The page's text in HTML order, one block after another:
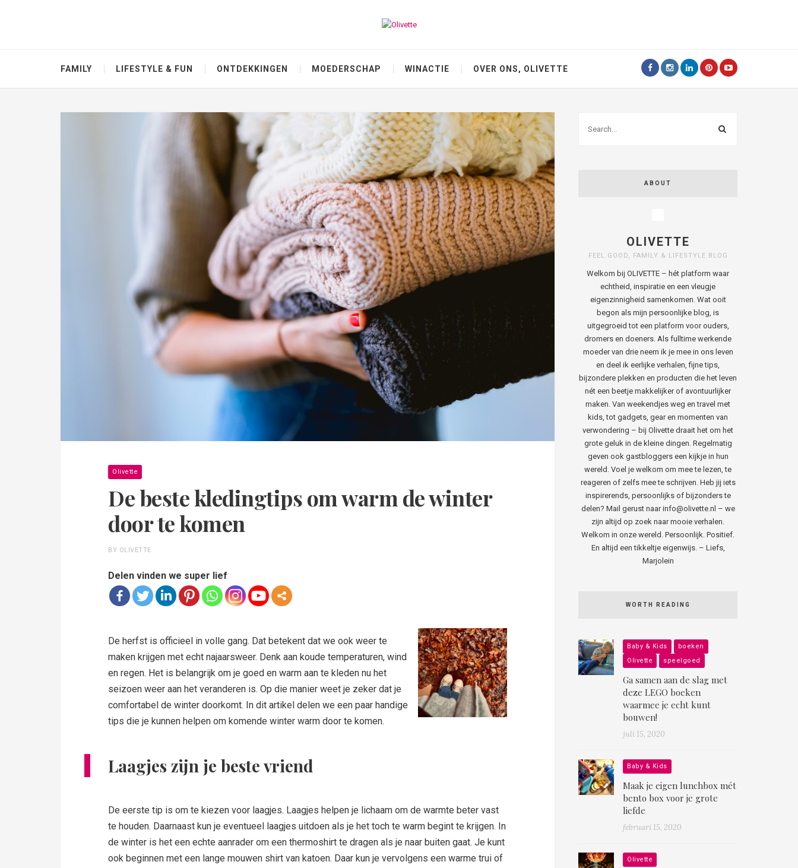
FAMILY LIFESTYLE & FUN ONTDEKKINGEN MOEDERSCHAP WINACTIE OVER ONS, OLIVETTE
Olivette
De beste kledingtips om warm de winter
door te komen
BY OLIVETTE
Delen vinden we super lief
De herfst is officieel in volle gang. Dat betekent dat we ook weer te
maken krijgen met echt najaarsweer. Denk aan koude temperaturen, wind
en regen. Het is belangrijk om je goed en warm aan te kleden nu het
seizoen weer aan het veranderen is. Op die manier weet je zeker dat je
comfortabel de winter doorkomt. In dit artikel delen we een paar handige
tips die je kunnen helpen om komende winter warm door te komen.
Laagjes zijn je beste vriend
De eerste tip is om te kiezen voor laagjes. Laagjes helpen je lichaam om de warmte beter vast
te houden. Daarnaast kun je eventueel laagjes uitdoen als je het toch te warm begint te krijgen. In
de winter is het een echte aanrader om een thermoshirt te dragen als je naar buiten gaat. Je kunt
ook beginnen met een lange mouwen shirt van katoen. Daar kun je vervolgens een warme trui of
ABOUT
OLIVETTE
FEEL GOOD, FAMILY & LIFESTYLE BLOG
Welkom bij OLIVETTE – hét platform waar
echtheid, inspiratie en een vleugje
eigenzinnigheid samenkomen. Wat ooit
begon als mijn persoonlijke blog, is
uitgegroeid tot een platform voor ouders,
dromers en doeners. Als fulltime werkende
moeder van drie neem ik je mee in ons leven
en deel ik eerlijke verhalen, fijne tips,
bijzondere plekken en producten die het leven
nét een beetje makkelijker of avontuurlijker
maken. Van weekendjes weg en travel met
kids, tot gadgets, gear en momenten van
verwondering – bij Olivette draait het om het
grote geluk in de kleine dingen. Regelmatig
geven ook gastbloggers een kijkje in hun
wereld. Voel je welkom om mee te lezen, te
reageren of zelfs mee te schrijven. Heb jij iets
inspirerends, persoonlijks of bijzonders te
delen? Mail gerust naar info@olivette.nl – we
zijn altijd op zoek naar mooie verhalen.
Welkom in onze wereld. Persoonlijk. Positief.
En altijd een tikkeltje eigenwijs. – Liefs,
Marjolein
WORTH READING
Baby & Kids
boeken
Olivette
speelgoed
Ga samen aan de slag met
deze LEGO boeken
waarmee je echt kunt
bouwen!
juli 15, 2020
Baby & Kids
Maak je eigen lunchbox mét
bento box voor je grote
liefde
februari 15, 2020
Olivette